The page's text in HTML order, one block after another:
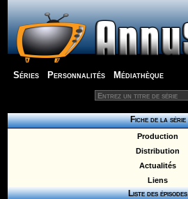
Séries Personnalités Médiathèque
Fiche de la série
Production
Distribution
Actualités
Liens
Liste des épisodes